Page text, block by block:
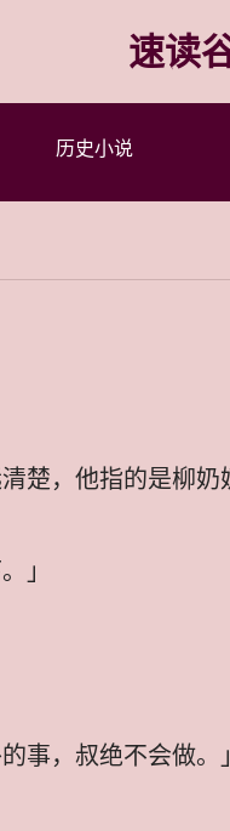
速读
历史小说
楚，他指的是柳奶
」
事，叔绝不会做。」